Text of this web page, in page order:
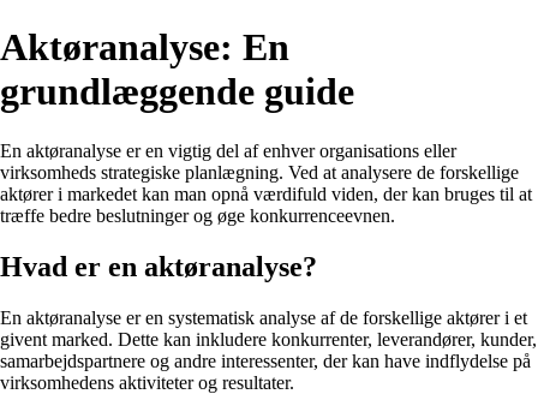
Aktøranalyse: En
grundlæggende guide
En aktøranalyse er en vigtig del af enhver organisations eller
virksomheds strategiske planlægning. Ved at analysere de forskellige
aktører i markedet kan man opnå værdifuld viden, der kan bruges til at
træffe bedre beslutninger og øge konkurrenceevnen.
Hvad er en aktøranalyse?
En aktøranalyse er en systematisk analyse af de forskellige aktører i et
givent marked. Dette kan inkludere konkurrenter, leverandører, kunder,
samarbejdspartnere og andre interessenter, der kan have indflydelse på
virksomhedens aktiviteter og resultater.